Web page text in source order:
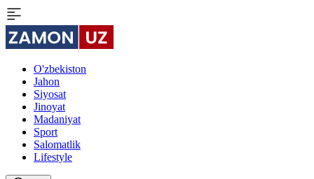
O'zbekiston
Jahon
Siyosat
Jinoyat
Madaniyat
Sport
Salomatlik
Lifestyle